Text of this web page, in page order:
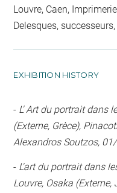
Louvre, Caen,
Delesques,
EXHIBITION HISTORY
- L' Art du portrait dans
(Externe, Grèce),
Alexandros Soutzos,
- L'art du portrait dans
Louvre, Osaka